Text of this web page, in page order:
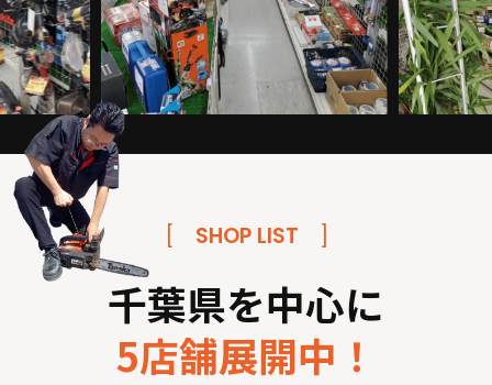
[ SHOP LIST ]
千葉県を中心に
5店舗展開中！